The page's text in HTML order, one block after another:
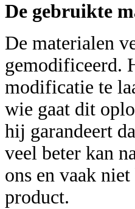
De gebruikte
De materialen
gemodificeerd.
modificatie te
wie gaat dit
hij garandeert
veel beter kan
ons en vaak
product.